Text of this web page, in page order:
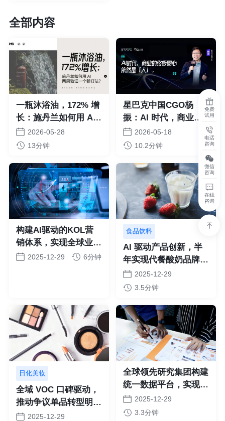
全部内容
一瓶沐浴油，172% 增
长：施丹兰如何用 AI
两周验证一个新打法？
2026-05-28
13分钟
星巴克中国CGO杨
振：AI 时代，商业底
色依然是“人”
2026-05-18
10.2分钟
构建AI驱动的KOL营
销体系，实现全球业务
精准触达与效能提升
2025-12-29 6分钟
食品饮料
AI 驱动产品创新，半
年实现代餐酸奶品牌
“从 0 到 10” 门店突破
2025-12-29
3.5分钟
日化美妆
全域 VOC 口碑驱动，
推动争议单品转型明星
爆品2025-12-29
全球领先研究集团构建
统一数据平台，实现多
业务敏捷洞察与自动化
输出
2025-12-29
3.3分钟
免费
试用
电话
咨询
微信
咨询
在线
咨询